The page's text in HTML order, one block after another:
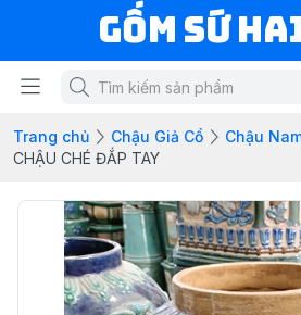
Gốm Sứ
Trang chủ Chậu Giả Cổ
Chậu
CHẬU CHÉ ĐẮP TAY